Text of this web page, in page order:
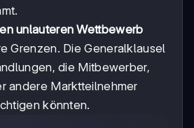
unlauteren Wettbewerb
Grenzen. Die Generalklausel
die Mitbewerber,
andere Marktteilnehmer
könnten.